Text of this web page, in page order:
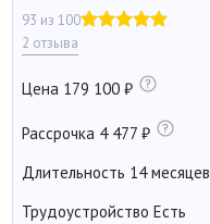
93 из 100
2 отзыва
Цена 179 100
Рассрочка 4 477
Длительность 14 месяцев
Трудоустройство Есть